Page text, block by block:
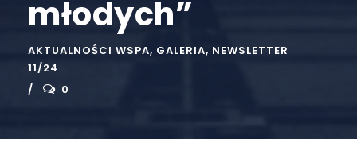
młodych”
AKTUALNOŚCI WSPA, GALERIA, NEWSLETTER
11/24
0